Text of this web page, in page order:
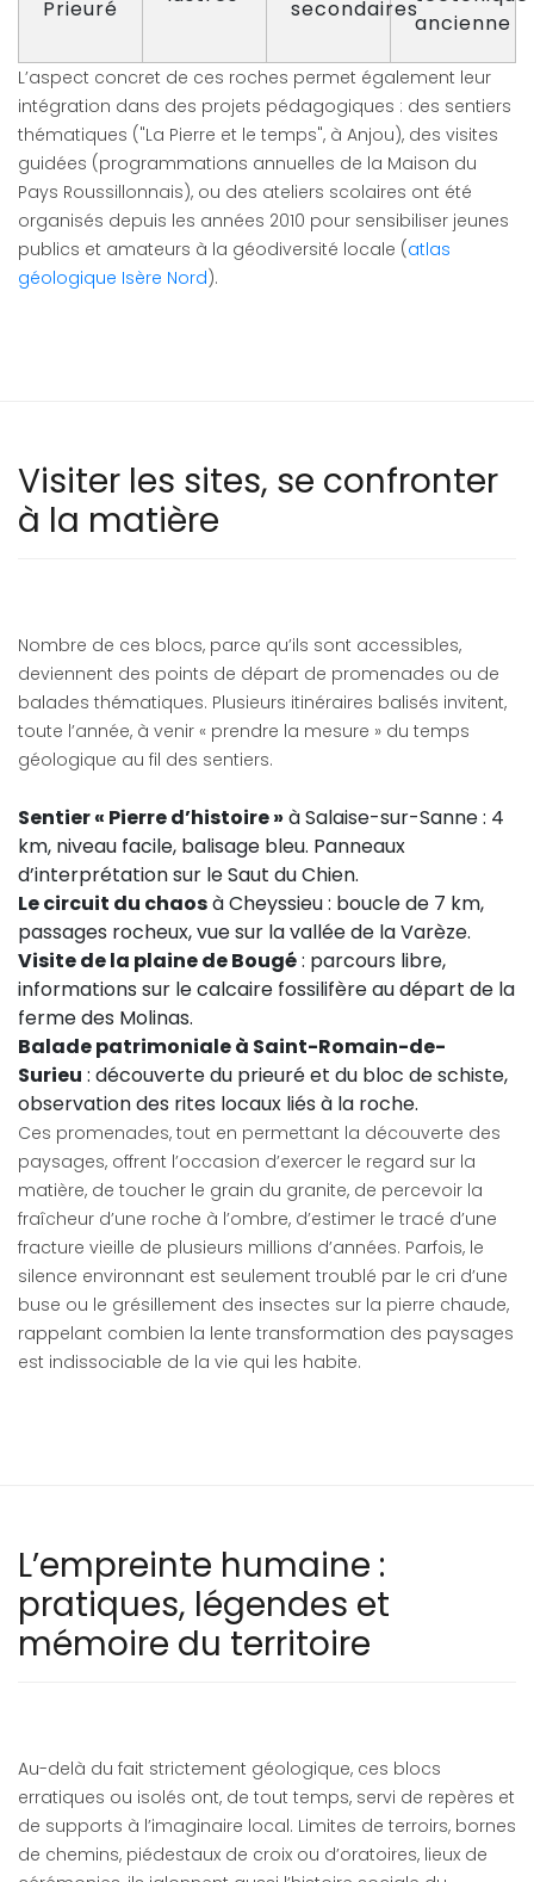
Prieuré
secondaires
ancienne
L’aspect concret de ces roches permet également leur
intégration dans des projets pédagogiques : des sentiers
thématiques ("La Pierre et le temps", à Anjou), des visites
guidées (programmations annuelles de la Maison du
Pays Roussillonnais), ou des ateliers scolaires ont été
organisés depuis les années 2010 pour sensibiliser jeunes
publics et amateurs à la géodiversité locale (atlas
géologique Isère Nord).
Visiter les sites, se confronter
à la matière
Nombre de ces blocs, parce qu’ils sont accessibles,
deviennent des points de départ de promenades ou de
balades thématiques. Plusieurs itinéraires balisés invitent,
toute l’année, à venir « prendre la mesure » du temps
géologique au fil des sentiers.
Sentier « Pierre d’histoire » à Salaise-sur-Sanne : 4
km, niveau facile, balisage bleu. Panneaux
d’interprétation sur le Saut du Chien.
Le circuit du chaosà Cheyssieu : boucle de 7 km,
passages rocheux, vue sur la vallée de la Varèze.
Visite de la plaine de Bougé: parcours libre,
informations sur le calcaire fossilifère au départ de la
ferme des Molinas.
Balade patrimoniale à Saint-Romain-de-
Surieu : découverte du prieuré et du bloc de schiste,
observation des rites locaux liés à la roche.
Ces promenades, tout en permettant la découverte des
paysages, offrent l’occasion d’exercer le regard sur la
matière, de toucher le grain du granite, de percevoir la
fraîcheur d’une roche à l’ombre, d’estimer le tracé d’une
fracture vieille de plusieurs millions d’années. Parfois, le
silence environnant est seulement troublé par le cri d’une
buse ou le grésillement des insectes sur la pierre chaude,
rappelant combien la lente transformation des paysages
est indissociable de la vie qui les habite.
L’empreinte humaine :
pratiques, légendes et
mémoire du territoire
Au-delà du fait strictement géologique, ces blocs
erratiques ou isolés ont, de tout temps, servi de repères et
de supports à l’imaginaire local. Limites de terroirs, bornes
de chemins, piédestaux de croix ou d’oratoires, lieux de